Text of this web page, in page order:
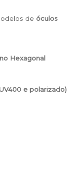
de óculos
Hexagonal
e polarizado)